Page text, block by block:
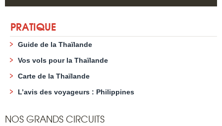
PRATIQUE
Guide de la Thaïlande
Vos vols pour la Thaïlande
Carte de la Thaïlande
L’avis des voyageurs : Philippines
NOS GRANDS CIRCUITS